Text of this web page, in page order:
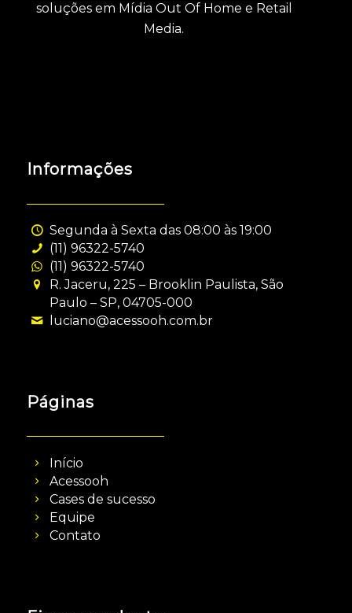
soluções em Mídia Out Of Home e Retail
Media.
Informações
Segunda à Sexta das 08:00 às 19:00
(11) 96322-5740
(11) 96322-5740
R. Jaceru, 225 – Brooklin Paulista, São
Paulo – SP, 04705-000
luciano@acessooh.com.br
Páginas
Início
Acessooh
Cases de sucesso
Equipe
Contato